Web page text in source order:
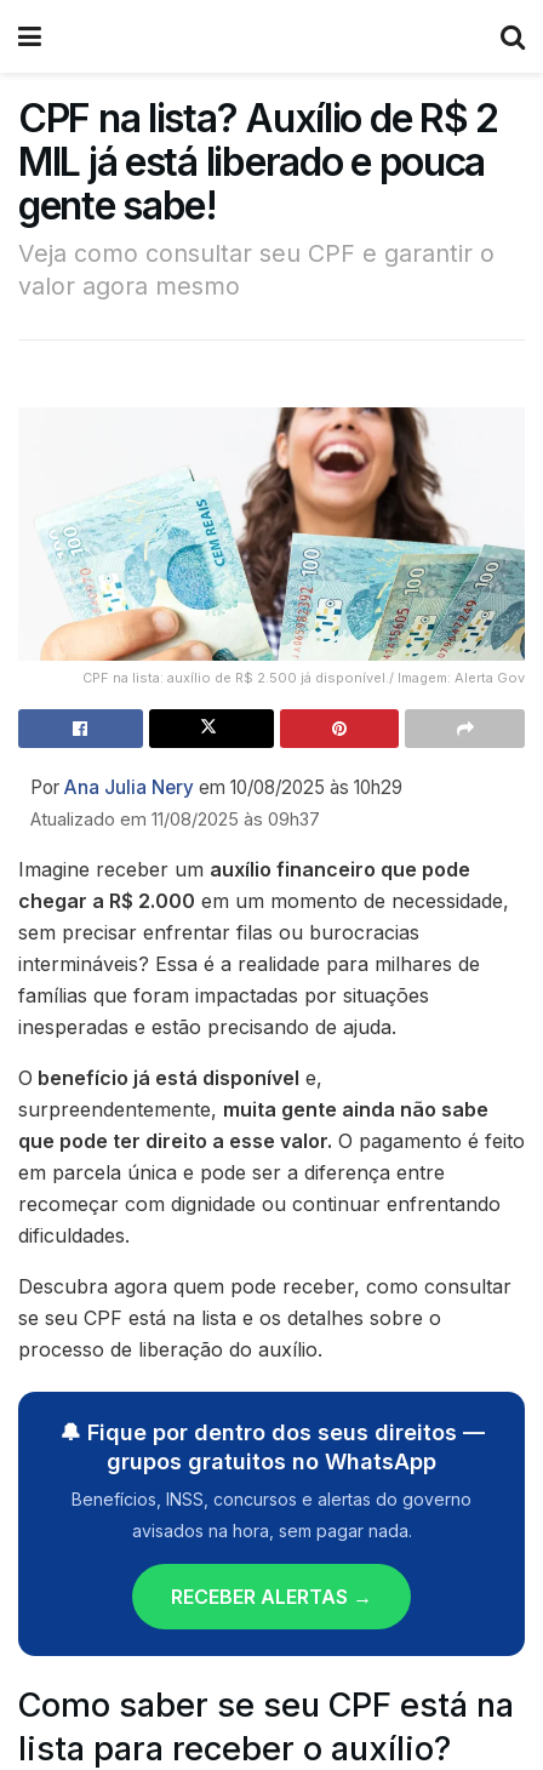
CPF na lista? Auxílio de R$ 2
MIL já está liberado e pouca
gente sabe!
Veja como consultar seu CPF e garantir o
valor agora mesmo
CPF na lista: auxílio de R$ 2.500 já disponível./ Imagem: Alerta Gov
Por Ana Julia Nery em 10/08/2025 às 10h29
Atualizado em 11/08/2025 às 09h37
Imagine receber um auxílio financeiro que pode
chegar a R$ 2.000 em um momento de necessidade,
sem precisar enfrentar filas ou burocracias
intermináveis? Essa é a realidade para milhares de
famílias que foram impactadas por situações
inesperadas e estão precisando de ajuda.
O benefício já está disponível e,
surpreendentemente, muita gente ainda não sabe
que pode ter direito a esse valor. O pagamento é feito
em parcela única e pode ser a diferença entre
recomeçar com dignidade ou continuar enfrentando
dificuldades.
Descubra agora quem pode receber, como consultar
se seu CPF está na lista e os detalhes sobre o
processo de liberação do auxílio.
🔔 Fique por dentro dos seus direitos —
grupos gratuitos no WhatsApp
Benefícios, INSS, concursos e alertas do governo
avisados na hora, sem pagar nada.
RECEBER ALERTAS →
Como saber se seu CPF está na
lista para receber o auxílio?